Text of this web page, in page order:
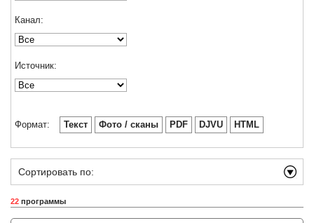
Канал:
Источник:
Формат: Текст Фото / сканы PDF DJVU HTML
Сортировать по:
22 программы